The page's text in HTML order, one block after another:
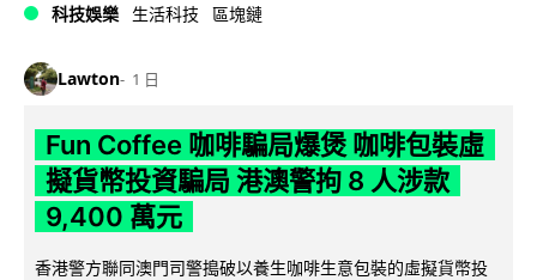
科技娛樂 生活科技 區塊鏈
Lawton 1 日
Fun Coffee 咖啡騙局爆煲 咖啡包裝虛
擬貨幣投資騙局 港澳警拘 8 人涉款
9,400 萬元
香港警方聯同澳門司警搗破以養生咖啡生意包裝的虛擬貨幣投